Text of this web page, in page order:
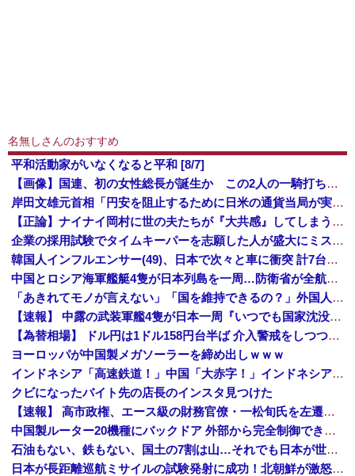
名無しさんのおすすめ
平和活動家がいなくなると平和 [8/7]
【画像】国連、初の女性総長が誕生か この2人の一騎打ちになりそう
岸田文雄元首相「円安を阻止するために日米の通貨当局が実施した為替介入は一時しのぎに過ぎない」
【正論】ナイナイ岡村に世の夫たちが『大共感』してしまうｗｗｗｗｗｗｗｗ
企業の採用試験でタイムキーパーを志願した人が盛大にミス、グループは険悪になりタイムアップとなったが……
韓国人インフルエンサー(49)、日本で次々と車に衝突 計7台巻き込み 八王子
中国とロシア海軍艦艇4隻が日本列島を一周…防衛省が全航路を公開！
「あきれてモノが言えない」「国を維持できるの？」外国人の永住許可要件の厳格化で在日中国人の本音は？
【速報】 中露の武装軍艦4隻が日本一周『いつでも国家沈没させられるぞ』
【為替相場】 ドル円は1ドル158円台半ば 介入警戒をしつつ円売りが続行
ヨーロッパが中国製メガソーラーを締め出しｗｗｗ
インドネシア「高速鉄道！」中国「大赤字！」インドネシア「運営会社の株式購入！（負債対策」中国「はい（巨額負債」インドネシア「700km延伸計画！（実質中止」→
クビになったバイト先の店長のインスタ見つけた
【速報】 高市政権、エース級の財務官僚・一松旬氏を左遷「彼は協力的でなかった」財務省の言いなりではないことが判明
中国製ルーター20機種にバックドア 外部から完全制御できる機能が仕込まれていた
石油もない、鉄もない、国土の7割は山…それでも日本が世界屈指の経済大国になれた「勤勉さ」以外の勝因！
日本が長距離巡航ミサイルの試験発射に成功！北朝鮮が激怒「日本が戦争国家になろうとしている」「絶対に傍観しない、必ず後悔させる」